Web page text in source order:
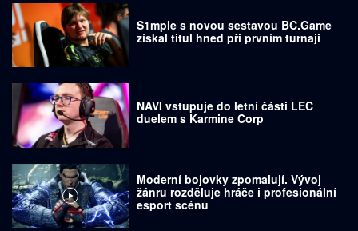
S1mple s novou sestavou BC.Game
získal titul hned při prvním turnaji
NAVI vstupuje do letní části LEC
duelem s Karmine Corp
Moderní bojovky zpomalují. Vývoj
žánru rozděluje hráče i profesionální
esport scénu